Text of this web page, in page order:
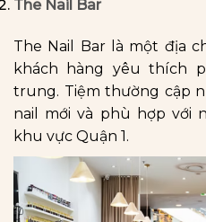
The Nail Bar
The Nail Bar là một địa
khách hàng yêu thích
trung. Tiệm thường cập
nail mới và phù hợp với
khu vực Quận 1.